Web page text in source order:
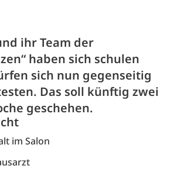
ihr Team der
haben sich schulen
sich nun gegenseitig
Das soll künftig zwei
geschehen.
im Salon